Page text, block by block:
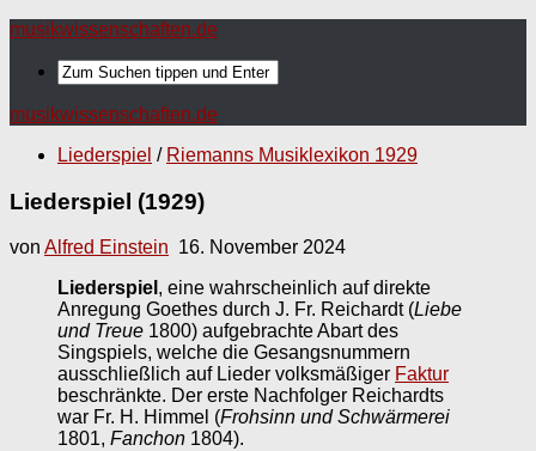
musikwissenschaften.de
musikwissenschaften.de
Liederspiel / Riemanns Musiklexikon 1929
Liederspiel (1929)
von Alfred Einstein 16. November 2024
Liederspiel , eine wahrscheinlich auf direkte
Anregung Goethes durch J. Fr. Reichardt (Liebe
und Treue 1800) aufgebrachte Abart des
Singspiels, welche die Gesangsnummern
ausschließlich auf Lieder volksmäßiger Faktur
beschränkte. Der erste Nachfolger Reichardts
war Fr. H. Himmel (Frohsinn und Schwärmerei
1801, Fanchon 1804).